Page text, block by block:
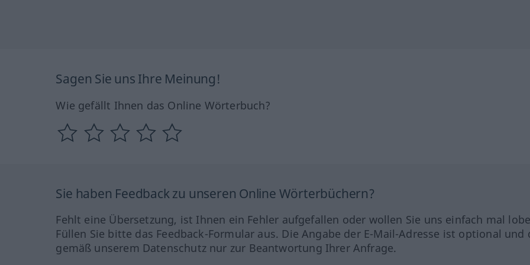
Sagen Sie uns Ihre Meinung!
Wie gefällt Ihnen das Online Wörterbuch?
Sie haben Feedback zu unseren Online Wörterbüchern?
Fehlt eine Übersetzung, ist Ihnen ein Fehler aufgefallen oder wollen Sie uns einfach mal
Füllen Sie bitte das Feedback-Formular aus. Die Angabe der E-Mail-Adresse ist optional und
gemäß unserem Datenschutz nur zur Beantwortung Ihrer Anfrage.